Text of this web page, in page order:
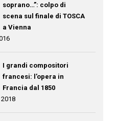
soprano…”: colpo di
scena sul finale di TOSCA
a Vienna
I grandi compositori
francesi: l’opera in
Francia dal 1850